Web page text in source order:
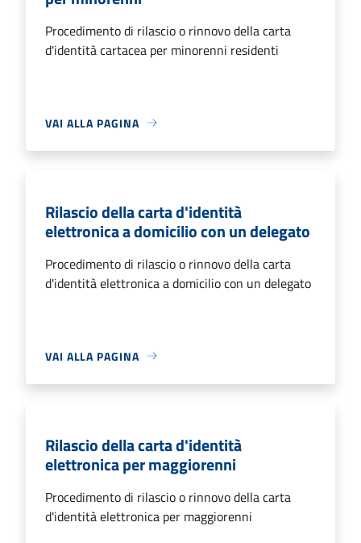
Procedimento di rilascio o rinnovo della carta
d'identità cartacea per minorenni residenti
VAI ALLA PAGINA
Rilascio della carta d'identità
elettronica a domicilio con un delegato
Procedimento di rilascio o rinnovo della carta
d'identità elettronica a domicilio con un delegato
VAI ALLA PAGINA
Rilascio della carta d'identità
elettronica per maggiorenni
Procedimento di rilascio o rinnovo della carta
d'identità elettronica per maggiorenni